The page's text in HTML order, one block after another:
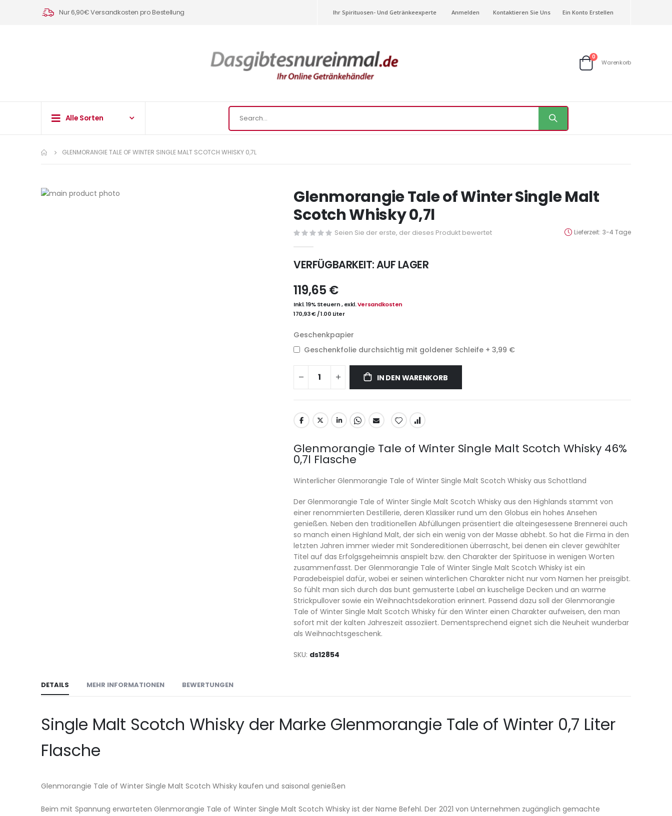
Nur 6,90€ Versandkosten pro Bestellung Ihr Spirituosen- Und Getränkeexperte Anmelden Kontaktieren Sie Uns Ein Konto Erstellen
Warenkorb
0Artikel
Warenkorb
Alle Sorten
GLENMORANGIE TALE OF WINTER SINGLE MALT SCOTCH WHISKY 0,7L
Zum
Glenmorangie Tale of Winter Single Malt
Scotch Whisky 0,7l
Lieferzeit 3-4 Tage
Seien Sie der erste, der dieses Produkt bewertet
VERFÜGBARKEIT:AUF LAGER
119,65 €
Inkl. 19% Steuern,exkl.Versandkosten
170,93 €/1.00 Liter
Geschenkpapier
Geschenkfolie durchsichtig mit goldener Schleife + 3,99 €
IN DEN WARENKORB
Glenmorangie Tale of Winter Single Malt Scotch Whisky 46%
0,7l Flasche
Winterlicher Glenmorangie Tale of Winter Single Malt Scotch Whisky aus Schottland
Der Glenmorangie Tale of Winter Single Malt Scotch Whisky aus den Highlands stammt von
einer renommierten Destillerie, deren Klassiker rund um den Globus ein hohes Ansehen
genießen. Neben den traditionellen Abfüllungen präsentiert die alteingesessene Brennerei auch
so manch einen Highland Malt, der sich ein wenig von der Masse abhebt. So hat die Firma in den
letzten Jahren immer wieder mit Sondereditionen überrascht, bei denen ein clever gewählter
Titel auf das Erfolgsgeheimnis anspielt bzw. den Charakter der Spirituose in wenigen Worten
zusammenfasst. Der Glenmorangie Tale of Winter Single Malt Scotch Whisky ist ein
Paradebeispiel dafür, wobei er seinen winterlichen Charakter nicht nur vom Namen her preisgibt.
So fühlt man sich durch das bunt gemusterte Label an kuschelige Decken und an warme
Strickpullover sowie ein Weihnachtsdekoration erinnert. Passend dazu soll der Glenmorangie
Tale of Winter Single Malt Scotch Whisky für den Winter einen Charakter aufweisen, den man
sofort mit der kalten Jahreszeit assoziiert. Dementsprechend eignet sich die Neuheit wunderbar
als Weihnachtsgeschenk.
SKU ds12854
DETAILS
Single Malt Scotch Whisky der Marke Glenmorangie Tale of Winter 0,7 Liter
Flasche
Glenmorangie Tale of Winter Single Malt Scotch Whisky kaufen und saisonal genießen
Beim mit Spannung erwarteten Glenmorangie Tale of Winter Single Malt Scotch Whisky ist der Name Befehl. Der 2021 von Unternehmen zugänglich gemachte
MEHR INFORMATIONEN BEWERTUNGEN